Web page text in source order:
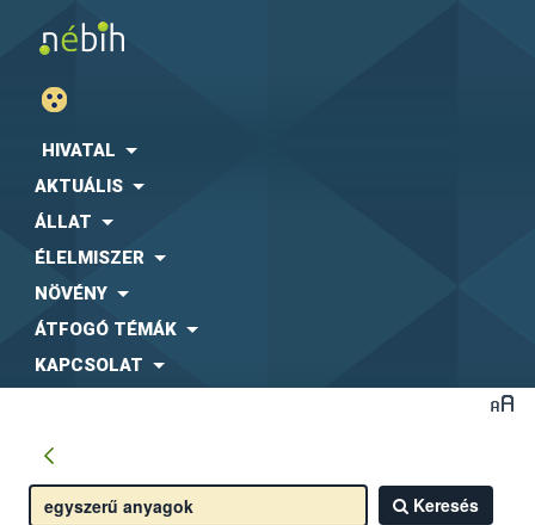
HIVATAL
AKTUÁLIS
ÁLLAT
ÉLELMISZER
NÖVÉNY
ÁTFOGÓ TÉMÁK
KAPCSOLAT
Keresés